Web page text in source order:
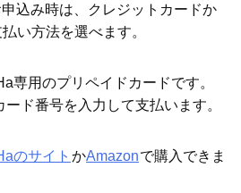
込み時は、クレジットカードか
い方法を選べます。
専用のプリペイドカードです。
ド番号を入力して支払います。
のサイト かAmazonで購入できま